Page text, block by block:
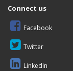
Connect us
Facebook
Twitter
LinkedIn